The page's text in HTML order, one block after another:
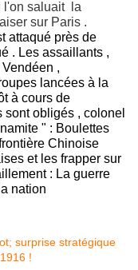
l'on saluait la
sur Paris .
attaqué près de
. Les assaillants ,
,
lancées à la
à cours de
obligés , colonel
" : Boulettes
Chinoise
et les frapper sur
: La guerre
nation